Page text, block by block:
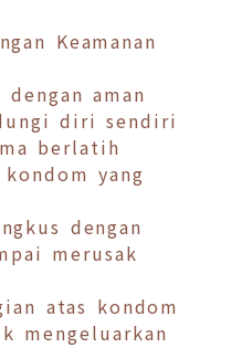
Keamanan
dengan aman
diri sendiri
berlatih
yang
dengan
merusak
atas kondom
mengeluarkan